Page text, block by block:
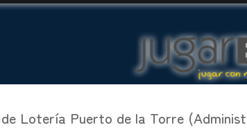
Lotería Puerto de la Torre